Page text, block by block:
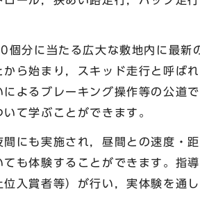
分に当たる広大な敷地内に最新
ら始まり，スキッド走行と呼ば
よるブレーキング操作等の公道
て学ぶことができます。
にも実施され，昼間との速度・
も体験することができます。指
入賞者等）が行い，実体験を通